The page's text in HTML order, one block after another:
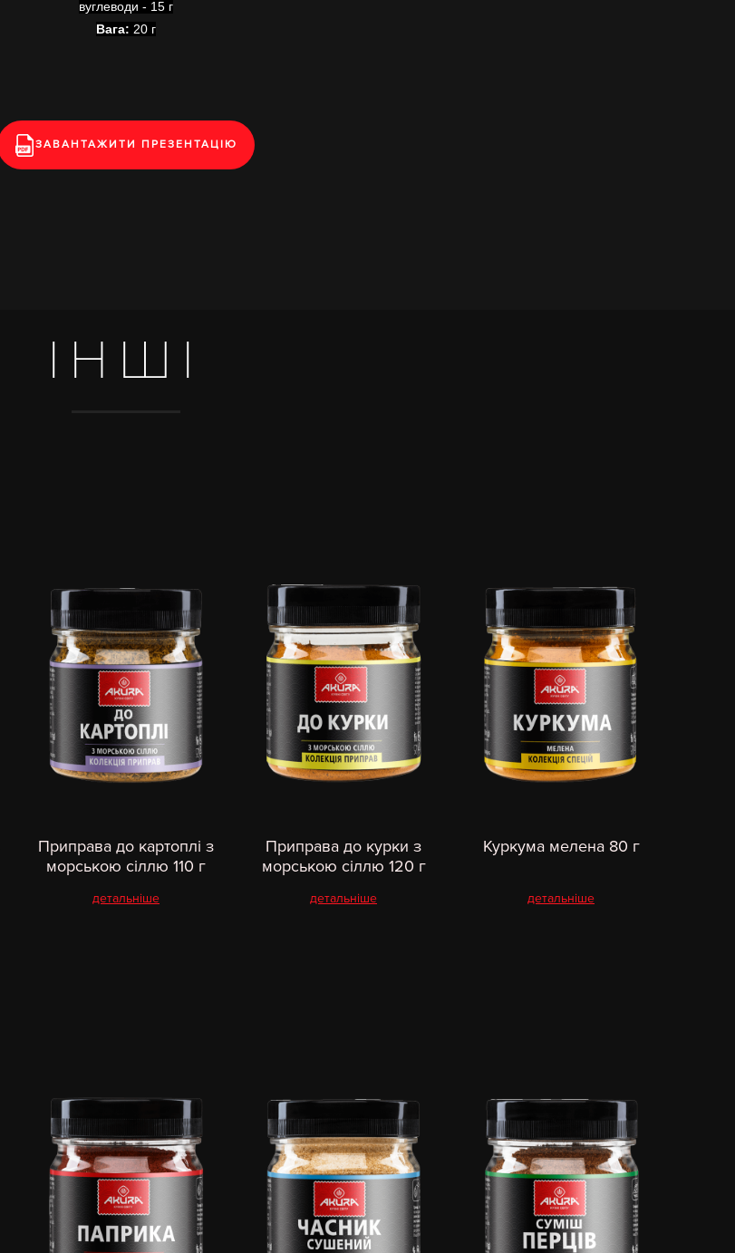
вуглеводи - 15 г
Вага: 20 г
ЗАВАНТАЖИТИ ПРЕЗЕНТАЦІЮ
ІНШІ
Приправа до картоплі з
морською сіллю 110 г
детальніше
Приправа до курки з
морською сіллю 120 г
детальніше
Куркума мелена 80 г
детальніше